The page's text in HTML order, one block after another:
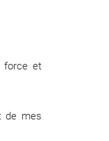
force et
de mes